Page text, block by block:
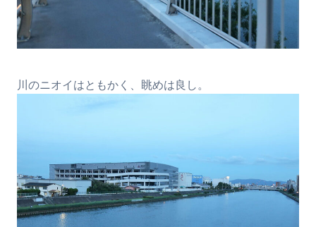
川のニオイはともかく、眺めは良し。